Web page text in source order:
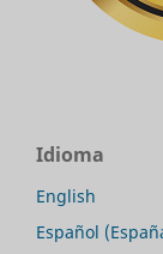
Idioma
English
Español